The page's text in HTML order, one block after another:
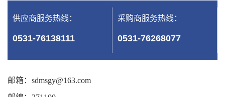
供应商服务热线：
0531-76138111
采购商服务热线：
0531-76268077
邮箱：sdmsgy@163.com